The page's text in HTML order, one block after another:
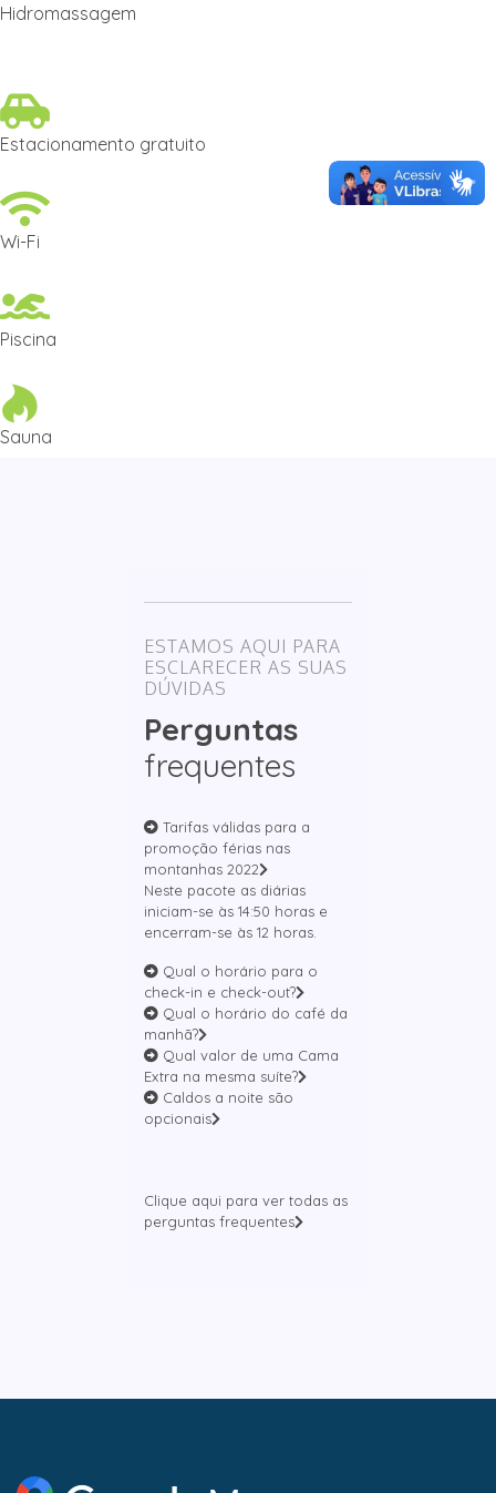
Hidromassagem
Estacionamento gratuito
Wi-Fi
Piscina
Sauna
ESTAMOS AQUI PARA
ESCLARECER AS SUAS
DÚVIDAS
Perguntas
frequentes
Tarifas válidas para a
promoção férias nas
montanhas 2022
Neste pacote as diárias
iniciam-se às 14:50 horas e
encerram-se às 12 horas.
Qual o horário para o
check-in e check-out?
Qual o horário do café da
manhã?
Qual valor de uma Cama
Extra na mesma suíte?
Caldos a noite são
opcionais
Clique aqui para ver todas as
perguntas frequentes